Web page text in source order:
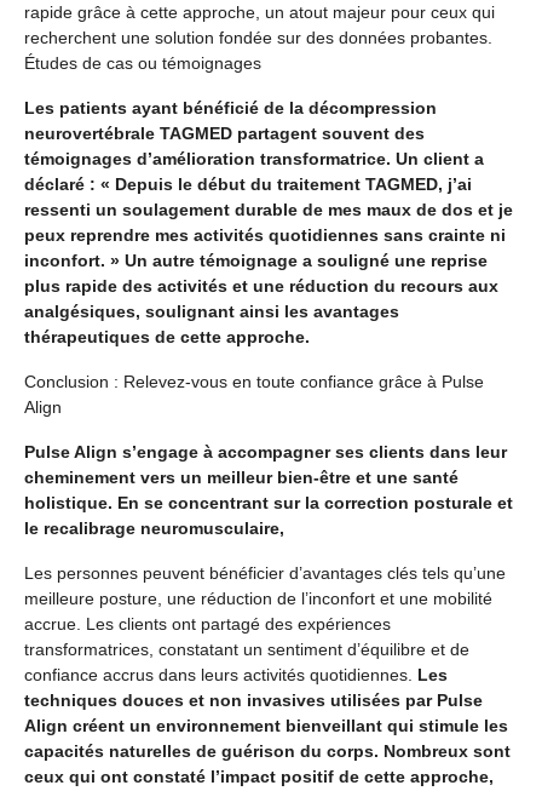
rapide grâce à cette approche, un atout majeur pour ceux qui
recherchent une solution fondée sur des données probantes.
Études de cas ou témoignages
Les patients ayant bénéficié de la décompression
neurovertébrale TAGMED partagent souvent des
témoignages d’amélioration transformatrice. Un client a
déclaré : « Depuis le début du traitement TAGMED, j’ai
ressenti un soulagement durable de mes maux de dos et je
peux reprendre mes activités quotidiennes sans crainte ni
inconfort. » Un autre témoignage a souligné une reprise
plus rapide des activités et une réduction du recours aux
analgésiques, soulignant ainsi les avantages
thérapeutiques de cette approche.
Conclusion : Relevez-vous en toute confiance grâce à Pulse
Align
Pulse Align s’engage à accompagner ses clients dans leur
cheminement vers un meilleur bien-être et une santé
holistique. En se concentrant sur la correction posturale et
le recalibrage neuromusculaire,
Les personnes peuvent bénéficier d’avantages clés tels qu’une
meilleure posture, une réduction de l’inconfort et une mobilité
accrue. Les clients ont partagé des expériences
transformatrices, constatant un sentiment d’équilibre et de
confiance accrus dans leurs activités quotidiennes. Les
techniques douces et non invasives utilisées par Pulse
Align créent un environnement bienveillant qui stimule les
capacités naturelles de guérison du corps. Nombreux sont
ceux qui ont constaté l’impact positif de cette approche,